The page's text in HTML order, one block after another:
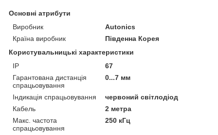
Основні атрибути
Виробник
Autonics
Країна виробник
Південна Корея
Користувальницькі характеристики
IP
67
Гарантована дистанція
спрацьовування
0...7 мм
Індикація спрацьовування
червоний світлодіод
Кабель
2 метра
Макс. частота
спрацьовування
250 кГц